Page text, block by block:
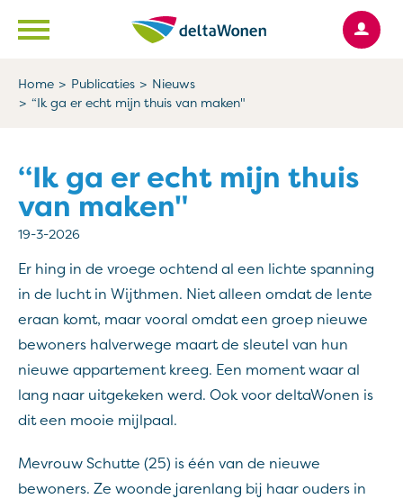
Naar de homepage
Ga naar Hoofd
Home Publicaties
Nieuws
“Ik ga er echt mijn thuis van maken"
“Ik ga er echt mijn thuis
van maken"
19-3-2026
Er hing in de vroege ochtend al een lichte spanning
in de lucht in Wijthmen. Niet alleen omdat de lente
eraan komt, maar vooral omdat een groep nieuwe
bewoners halverwege maart de sleutel van hun
nieuwe appartement kreeg. Een moment waar al
lang naar uitgekeken werd. Ook voor deltaWonen is
dit een mooie mijlpaal.
Mevrouw Schutte (25) is één van de nieuwe
bewoners. Ze woonde jarenlang bij haar ouders in